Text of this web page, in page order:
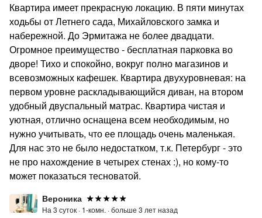
Квартира имеет прекрасную локацию. В пяти минутах
ходьбы от Летнего сада, Михайловского замка и
набережной. До Эрмитажа не более двадцати.
Огромное преимущество - бесплатная парковка во
дворе! Тихо и спокойно, вокруг полно магазинов и
всевозможных кафешек. Квартира двухуровневая: на
первом уровне раскладывающийся диван, на втором
удобный двуспальный матрас. Квартира чистая и
уютная, отлично оснащена всем необходимым, но
нужно учитывать, что ее площадь очень маленькая.
Для нас это не было недостатком, т.к. Петербург - это
не про нахождение в четырех стенах :), но кому-то
может показаться тесноватой.
Вероника
На 3 суток · 1-комн. ·больше 3 лет назад